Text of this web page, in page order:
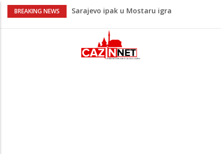
BREAKING NEWS
Sarajevo ipak u Mostaru igra
Premijer lige BiH
Lepa Brena pala na koncertu u Budvi
nakon kultnog zamaha nogom: "Nisi bio